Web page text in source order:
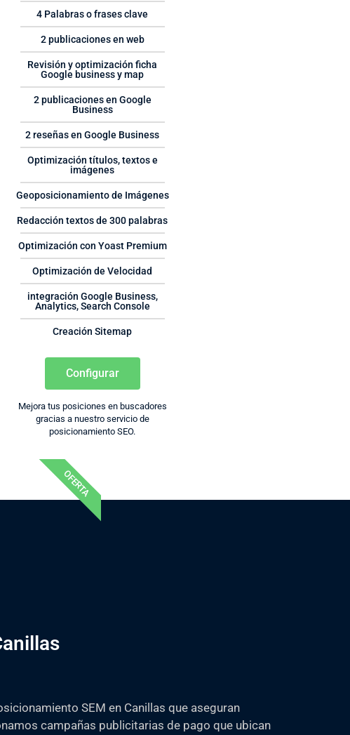
4 Palabras o frases clave
2 publicaciones en web
Revisión y optimización ficha
Google business y map
2 publicaciones en Google
Business
2 reseñas en Google Business
Optimización títulos, textos e
imágenes
Geoposicionamiento de Imágenes
Redacción textos de 300 palabras
Optimización con Yoast Premium
Optimización de Velocidad
integración Google Business,
Analytics, Search Console
Creación Sitemap
Configurar
Mejora tus posiciones en buscadores
gracias a nuestro servicio de
posicionamiento SEO.
OFERTA
SEM en Canillas que aseguran
campañas publicitarias de pago que ubican